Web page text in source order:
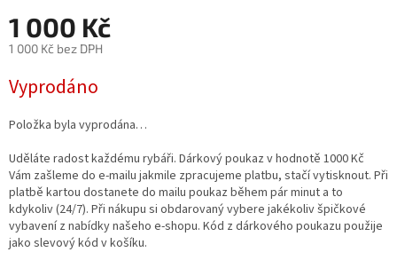
1 000 Kč
1 000 Kč bez DPH
cena:
Vyprodáno
Položka byla vyprodána…
Uděláte radost každému rybáři. Dárkový poukaz v hodnotě 1000 Kč
Vám zašleme do e-mailu jakmile zpracujeme platbu, stačí vytisknout. Při
platbě kartou dostanete do mailu poukaz během pár minut a to
kdykoliv (24/7). Při nákupu si obdarovaný vybere jakékoliv špičkové
vybavení z nabídky našeho e-shopu. Kód z dárkového poukazu použije
jako slevový kód v košíku.